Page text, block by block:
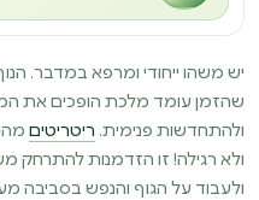
יש משהו ייחודי ומרפא במדבר.
שהזמן עומד מלכת הופכים את
ולהתחדשות פנימית. ריטריטים
ולא רגילה! זו הזדמנות להתרחק
ולעבוד על הגוף והנפש בסביבה